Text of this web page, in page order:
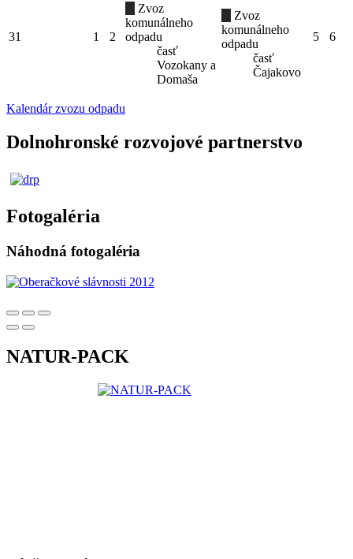
31 1 2
Zvoz
komunálneho
odpadu
časť
Vozokany a
Domaša
Zvoz
komunálneho
odpadu
časť
Čajakovo
5 6
Kalendár zvozu odpadu
Dolnohronské rozvojové partnerstvo
Fotogaléria
Náhodná fotogaléria
NATUR-PACK